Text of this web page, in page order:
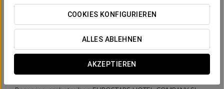
COOKIES KONFIGURIEREN
ALLES ABLEHNEN
AKZEPTIEREN
Schutz personenbezogener Daten: Die Ausführung der
Reservierung setzt die Verarbeitung personenbezogener
Daten durch den Betreiber der Reservierung und durch die
Einrichtung voraus. Datenschutzrechte und detaillierte
Informationen finden Sie im Abschnitt "Datenschutz".